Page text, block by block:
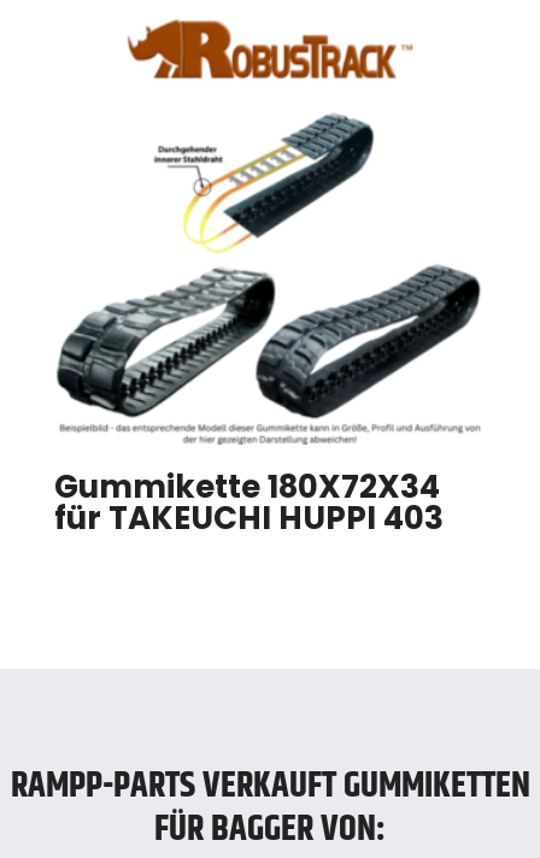
Gummikette 180X72X34
für TAKEUCHI HUPPI 403
RAMPP-PARTS VERKAUFT GUMMIKETTEN
FÜR BAGGER VON: